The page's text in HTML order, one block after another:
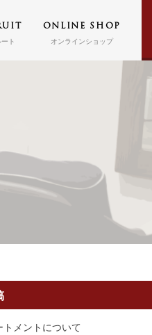
ト
ONLINE SHOP
オンラインショップ
メントについて